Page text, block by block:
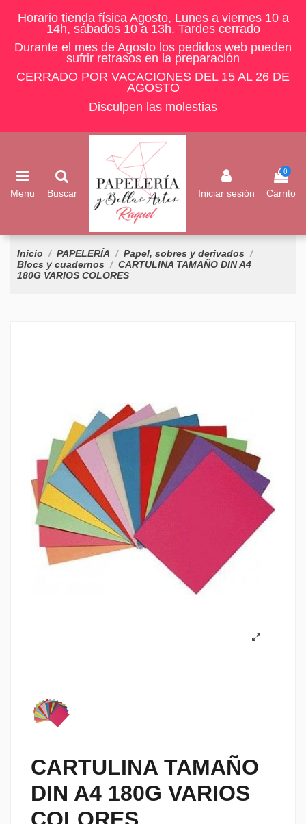
Horario tienda física Agosto, Lunes a viernes 10 a
14h, sábados 10 a 13h. Tardes cerrado
Durante el mes de Agosto los pedidos web pueden
sufrir retrasos en la preparación
CERRADO POR VACACIONES DEL 15 AL 26 DE
AGOSTO
Disculpen las molestias
Menu Buscar Iniciar sesión
0
Carrito
Inicio PAPELERÍA
Papel, sobres y derivados
Blocs y cuadernos
CARTULINA TAMAÑO DIN A4
180G VARIOS COLORES
CARTULINA TAMAÑO
DIN A4 180G VARIOS